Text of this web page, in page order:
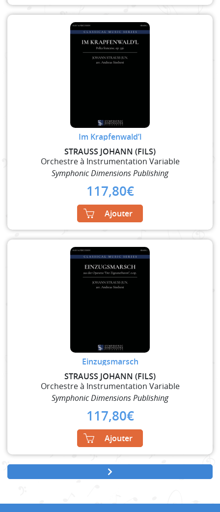
Im Krapfenwald’l
STRAUSS JOHANN (FILS)
Orchestre à Instrumentation Variable
Symphonic Dimensions Publishing
117,80€
Ajouter
Einzugsmarsch
STRAUSS JOHANN (FILS)
Orchestre à Instrumentation Variable
Symphonic Dimensions Publishing
117,80€
Ajouter